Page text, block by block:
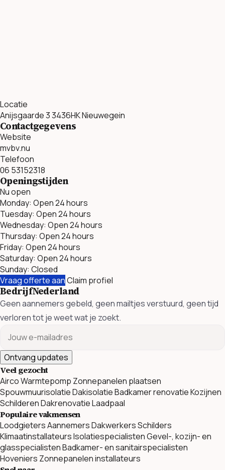
Locatie
Anijsgaarde 3 3436HK Nieuwegein
Contactgegevens
Website
mvbv.nu
Telefoon
06 53152318
Openingstijden
Nu open
Monday: Open 24 hours
Tuesday: Open 24 hours
Wednesday: Open 24 hours
Thursday: Open 24 hours
Friday: Open 24 hours
Saturday: Open 24 hours
Sunday: Closed
Vraag offerte aanClaim profiel
BedrijfNederland
Geen aannemers gebeld, geen mailtjes verstuurd, geen tijd
verloren tot je weet wat je zoekt.
Ontvang updates
Veel gezocht
AircoWarmtepomp Zonnepanelen plaatsen
SpouwmuurisolatieDakisolatieBadkamer renovatieKozijnen
SchilderenDakrenovatieLaadpaal
Populaire vakmensen
LoodgietersAannemersDakwerkersSchilders
KlimaatinstallateursIsolatiespecialistenGevel-, kozijn- en
glasspecialistenBadkamer- en sanitairspecialisten
Hoveniers Zonnepanelen installateurs